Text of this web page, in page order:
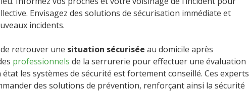
Envisagez des solutions de sécurisation immédiate et
incidents.
retrouver une situation sécurisée au domicile après
professionnels de la serrurerie pour effectuer une évaluation
les systèmes de sécurité est fortement conseillé. Ces experts
des solutions de prévention, renforçant ainsi la sécurité